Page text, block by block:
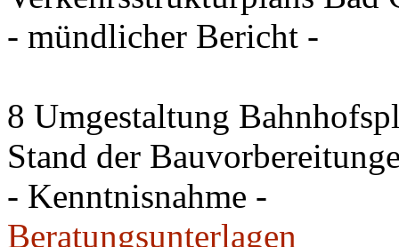
- mündlicher Bericht -
8 Umgestaltung
Stand der
- Kenntnisnahme -
Beratungsunterlagen